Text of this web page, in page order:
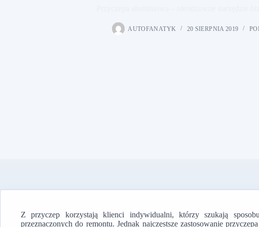
AUTOFANATYK 20 SIERPNIA 2019
Z przyczep korzystają klienci indywidualni, którzy szukają
przeznaczonych do remontu. Jednak najczęstsze zastosowanie